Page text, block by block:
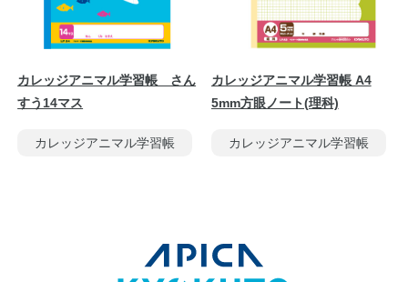
カレッジアニマル学習帳 さん
すう14マス
カレッジアニマル学習帳
カレッジアニマル学習帳 A4
5mm方眼ノート(理科)
カレッジアニマル学習帳